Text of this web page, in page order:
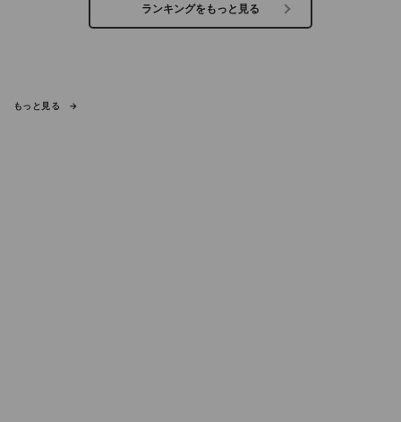
ランキングをもっと見る
もっと見る